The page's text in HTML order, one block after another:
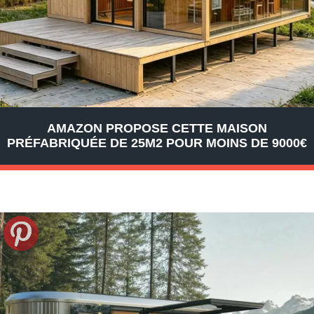
AMAZON PROPOSE CETTE MAISON
PRÉFABRIQUÉE DE 25M2 POUR MOINS DE 9000€